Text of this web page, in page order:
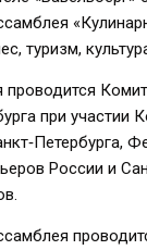
туризм,
при участии
России и